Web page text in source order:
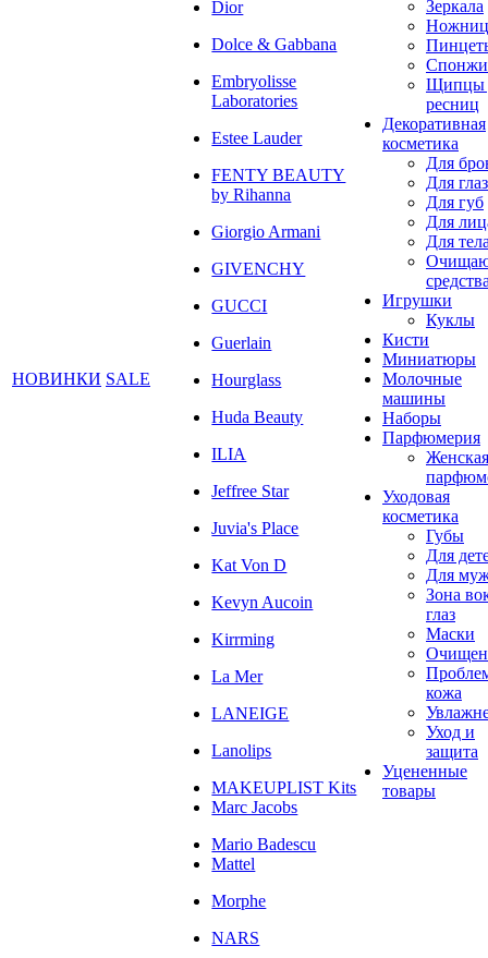
НОВИНКИ SALE
Dior
Dolce & Gabbana
Embryolisse
Laboratories
Estee Lauder
FENTY BEAUTY
by Rihanna
Giorgio Armani
GIVENCHY
GUCCI
Guerlain
Hourglass
Huda Beauty
ILIA
Jeffree Star
Juvia's Place
Kat Von D
Kevyn Aucoin
Kirrming
La Mer
LANEIGE
Lanolips
MAKEUPLIST Kits
Marc Jacobs
Mario Badescu
Mattel
Morphe
NARS
Зеркала
Спонжи
Щипцы
ресниц
Декоративная
косметика
Для
Для глаз
Для губ
Для
Для
Игрушки
Куклы
Кисти
Миниатюры
Молочные
машины
Наборы
Парфюмерия
Женская
Уходовая
косметика
Губы
Для
Для
Зона
глаз
Маски
кожа
Уход и
защита
Уцененные
товары